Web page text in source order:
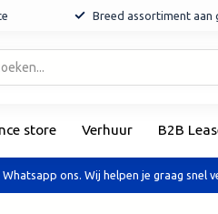
Breed assortiment aan
store Verhuur B2B
ons. Wij helpen je graag snel